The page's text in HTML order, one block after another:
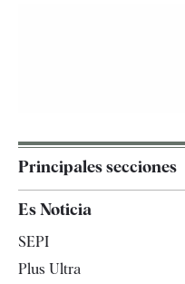
Principales secciones
España
Es Noticia
SEPI
Plus Ultra